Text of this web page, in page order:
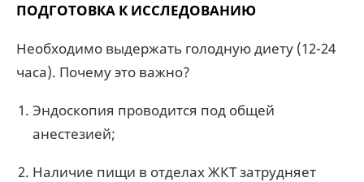
ПОДГОТОВКА К ИССЛЕДОВАНИЮ
Необходимо выдержать голодную диету (12-24
часа). Почему это важно?
Эндоскопия проводится под общей
анестезией;
Наличие пищи в отделах ЖКТ затрудняет